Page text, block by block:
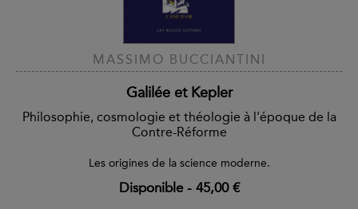
MASSIMO BUCCIANTINI
Galilée et Kepler
Philosophie, cosmologie et théologie à l'époque de la
Contre-Réforme
Les origines de la science moderne.
Disponible- 45,00 €